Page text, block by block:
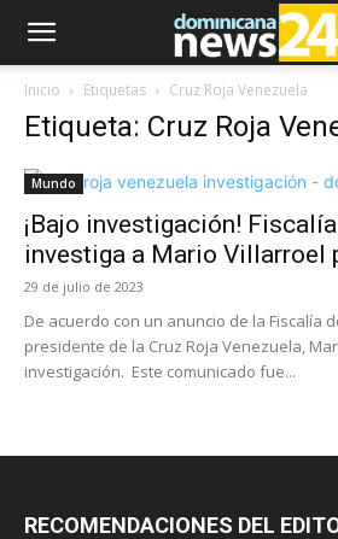
Inicio Etiquetas Cruz Roja Venezuela
Etiqueta: Cruz Roja
Mundo
¡Bajo investigación!
investiga a Mario Villarroel
29 de julio de 2023
De acuerdo con un anuncio de la Fiscalía
presidente de la Cruz Roja Venezuela,
investigación. Este comunicado fue...
RECOMENDACIONES DEL